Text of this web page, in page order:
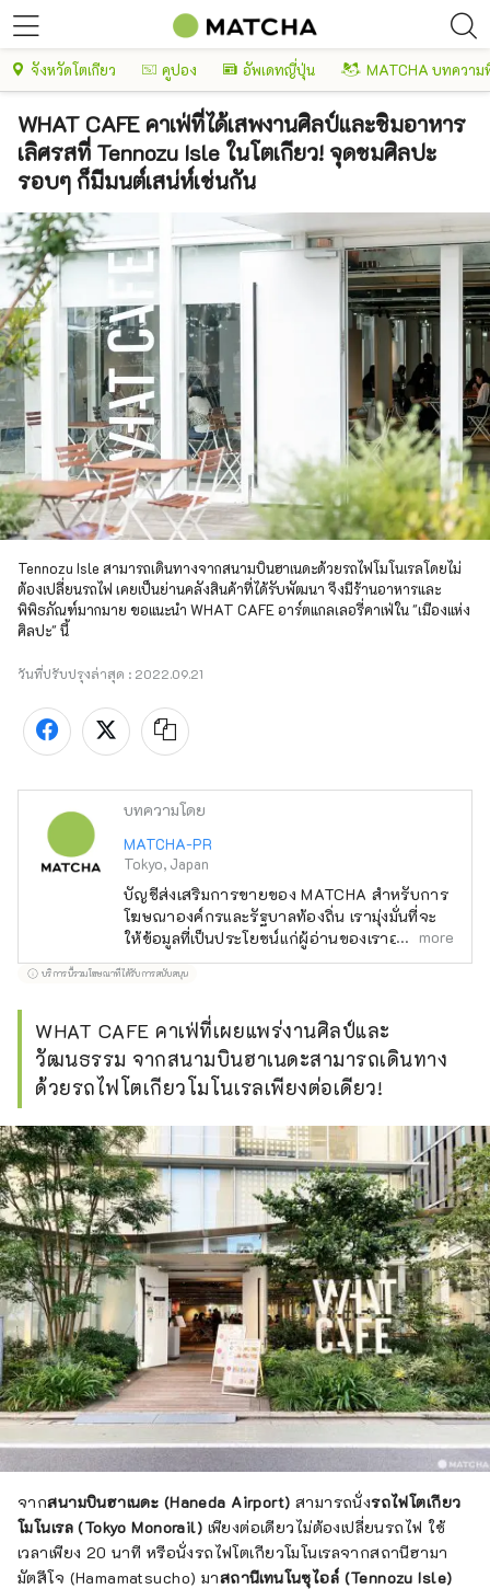
จังหวัดโตเกียว คูปอง อัพเดทญี่ปุ่น MATCHA บทความ
WHAT CAFE คาเฟ่ที่ได้เสพงานศิลป์และชิมอาหาร
เลิศรสที่ Tennozu Isle ในโตเกียว! จุดชมศิลปะ
รอบๆ ก็มีมนต์เสน่ห์เช่นกัน
Tennozu Isle สามารถเดินทางจากสนามบินฮาเนดะด้วยรถไฟโมโนเรลโดยไม่
ต้องเปลี่ยนรถไฟ เคยเป็นย่านคลังสินค้าที่ได้รับพัฒนา จึงมีร้านอาหารและ
พิพิธภัณฑ์มากมาย ขอแนะนำ WHAT CAFE อาร์ตแกลเลอรี่คาเฟ่ใน "เมืองแห่ง
ศิลปะ" นี้
วันที่ปรับปรุงล่าสุด : 2022.09.21
บทความโดย
MATCHA-PR
Tokyo, Japan
บัญชีส่งเสริมการขายของ MATCHA สำหรับการ
โฆษณาองค์กรและรัฐบาลท้องถิ่น เรามุ่งมั่นที่จะ
ให้ข้อมูลที่เป็นประโยชน์แก่ผู้อ่านของเราอย่าง
สนุกสนาน
more
บริการนี้รวมโฆษณาที่ได้รับการสนับสนุน
WHAT CAFE คาเฟ่ที่เผยแพร่งานศิลป์และ
วัฒนธรรม จากสนามบินฮาเนดะสามารถเดินทาง
ด้วยรถไฟโตเกียวโมโนเรลเพียงต่อเดียว!
จากสนามบินฮาเนดะ (Haneda Airport) สามารถนั่งรถไฟโตเกียว
โมโนเรล (Tokyo Monorail) เพียงต่อเดียวไม่ต้องเปลี่ยนรถไฟ ใช้
เวลาเพียง 20 นาที หรือนั่งรถไฟโตเกียวโมโนเรลจากสถานีฮามา
มัตสึโจ (Hamamatsucho) มาสถานีเทนโนซุไอล์ (Tennozu Isle)